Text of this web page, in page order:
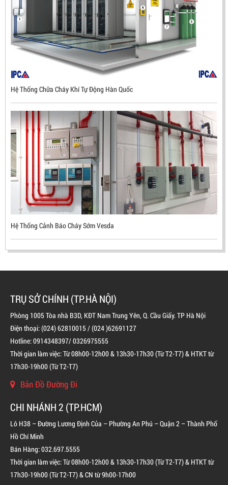
ĐẦU BÁO LỬA CHỐNG NỔ UV/IR- UX300 –
MEKASENTRON KOREA
LIÊN HỆ
Mã sản phẩm: UX300
BÌNH CHỮA CHÁY ĐỘC LẬP KHÍ FM200
LIÊN HỆ
Hệ Thống Chữa Cháy Khí Tự Động Hàn Quốc
Hệ Thống Cảnh Báo Cháy Sớm Vesda
TRỤ SỞ CHÍNH (TP.HÀ NỘI)
Phòng 1005 Tòa nhà B3D, KĐT Nam Trung Yên, Q. Cầu Giấy. TP Hà Nội
Điện thoại: (024) 62810015 / (024 )62691127
Hotline: 0914348397/ 0326975555
Thời gian làm việc: Từ 08h00-12h00 & 13h30-17h30 (Từ T2-T7) & HTKT từ
17h30-19h00 (Từ T2-T7)
Bản Đồ Đường Đi
CHI NHÁNH 2 (TP.HCM)
Lô H38 – Đường Lương Định Của – Phường An Phú – Quận 2 – Thành Phố
Hồ Chí Minh
Bán Hàng: 032.697.5555
Thời gian làm việc: Từ 08h00-12h00 & 13h30-17h30 (Từ T2-T7) & HTKT từ
17h30-19h00 (Từ T2-T7) & CN từ 9h00-17h00